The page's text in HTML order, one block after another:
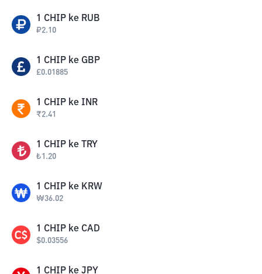
1 CHIP ke RUB
₽2.10
1 CHIP ke GBP
£0.01885
1 CHIP ke INR
₹2.41
1 CHIP ke TRY
₺1.20
1 CHIP ke KRW
₩36.02
1 CHIP ke CAD
$0.03556
1 CHIP ke JPY